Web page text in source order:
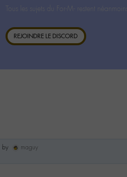
Tous les sujets du For-M- restent
REJOINDRE LE DISCORD
by
maguy